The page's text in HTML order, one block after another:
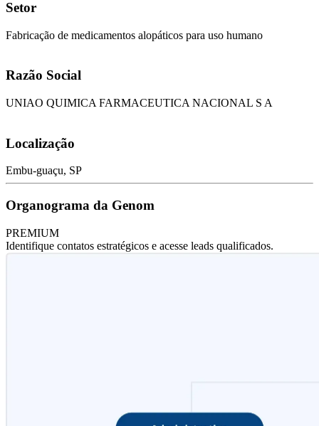
Setor
Fabricação de medicamentos alopáticos para uso humano
Razão Social
UNIAO QUIMICA FARMACEUTICA NACIONAL S A
Localização
Embu-guaçu, SP
Organograma da Genom
PREMIUM
Identifique contatos estratégicos e acesse leads qualificados.